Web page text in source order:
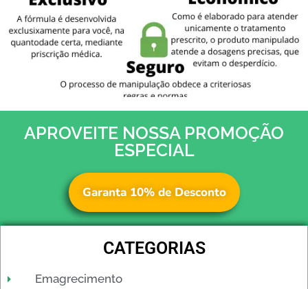
APROVEITE NOSSA PROMOÇÃO
ESPECIAL
Garanta 10% de Desconto
CATEGORIAS
Emagrecimento